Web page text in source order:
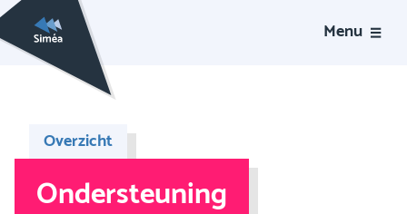
Menu
Overzicht
Ondersteuning